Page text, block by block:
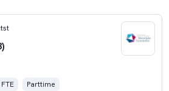
Parttime